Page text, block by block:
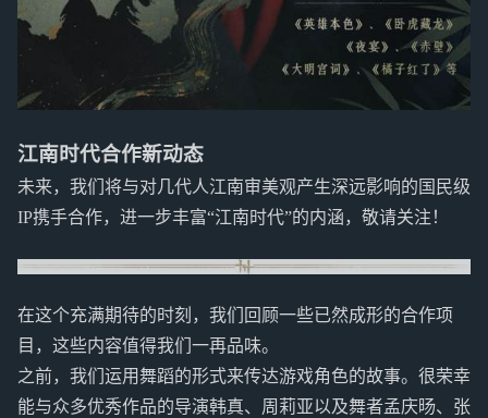
江南时代合作新动态
未来，我们将与对几代人江南审美观产生深远影响的国民级
IP携手合作，进一步丰富“江南时代”的内涵，敬请关注！
在这个充满期待的时刻，我们回顾一些已然成形的合作项
目，这些内容值得我们一再品味。
之前，我们运用舞蹈的形式来传达游戏角色的故事。很荣幸
能与众多优秀作品的导演韩真、周莉亚以及舞者孟庆旸、张